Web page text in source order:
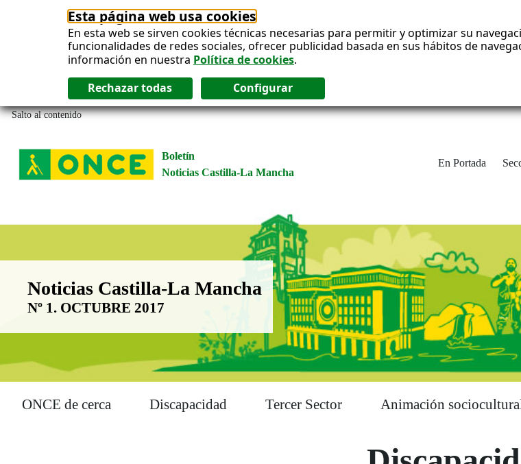
Esta página web usa cookies
En esta web se sirven cookies técnicas necesarias para permitir y optimizar su
funcionalidades de redes sociales, ofrecer publicidad basada en sus hábitos de
información en nuestra Política de cookies.
Salto al contenido
Boletín
Noticias Castilla-La Mancha
En Portada
Boletín Noticias Castilla-La Mancha
Noticias Castilla-La Mancha
Nº 1. OCTUBRE 2017
ONCE de cerca Discapacidad Tercer Sector Animación